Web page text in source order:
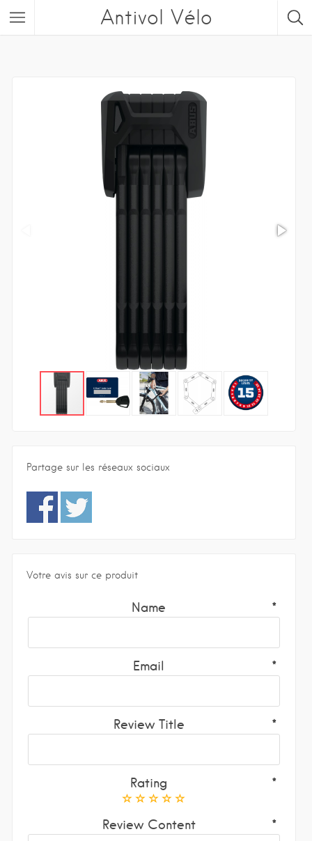
Antivol Vélo
Partage sur les réseaux sociaux
Votre avis sur ce produit
Name
Email
Review Title
Rating
Review Content